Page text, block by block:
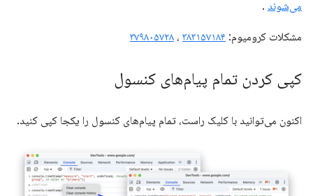
می‌شوند .
مشکلات کرومیوم: ۳۸۳۱۵۷۱۸۴ ، ۳۷۹۸۰۵۷۲۸
کپی کردن تمام پیام‌های کنسول
اکنون می‌توانید با کلیک راست، تمام پیام‌های کنسول را یکجا کپی کنید.